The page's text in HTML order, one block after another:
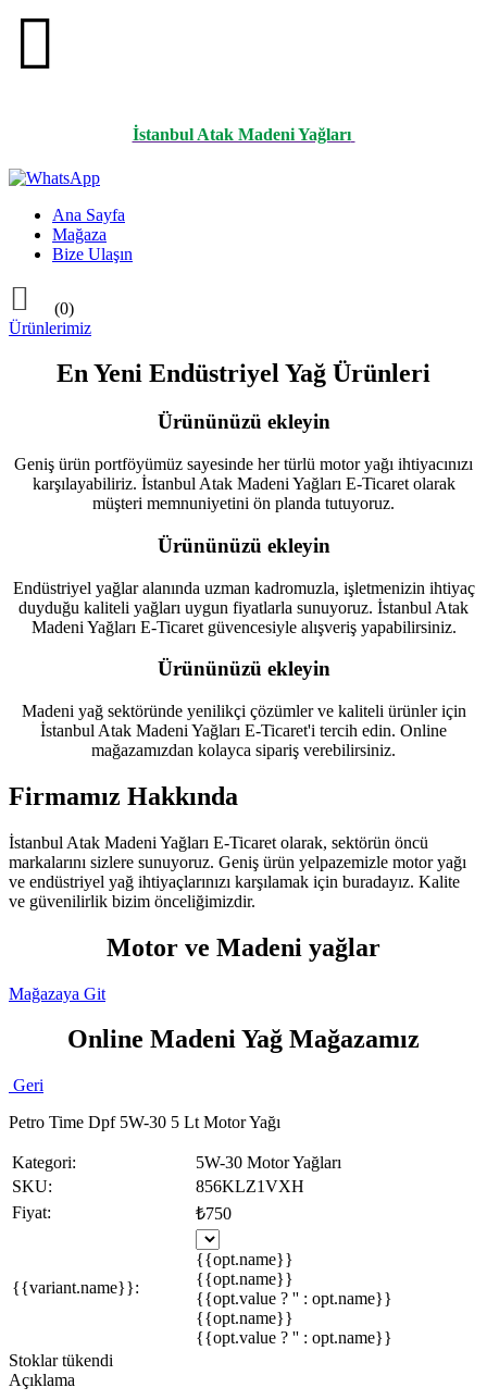

İstanbul Atak Madeni Yağları
Ana Sayfa
Mağaza
Bize Ulaşın

(0)
Ürünlerimiz
En Yeni Endüstriyel Yağ Ürünleri
Ürününüzü ekleyin
Geniş ürün portföyümüz sayesinde her türlü motor yağı ihtiyacınızı
karşılayabiliriz. İstanbul Atak Madeni Yağları E-Ticaret olarak
müşteri memnuniyetini ön planda tutuyoruz.
Ürününüzü ekleyin
Endüstriyel yağlar alanında uzman kadromuzla, işletmenizin ihtiyaç
duyduğu kaliteli yağları uygun fiyatlarla sunuyoruz. İstanbul Atak
Madeni Yağları E-Ticaret güvencesiyle alışveriş yapabilirsiniz.
Ürününüzü ekleyin
Madeni yağ sektöründe yenilikçi çözümler ve kaliteli ürünler için
İstanbul Atak Madeni Yağları E-Ticaret'i tercih edin. Online
mağazamızdan kolayca sipariş verebilirsiniz.
Firmamız Hakkında
İstanbul Atak Madeni Yağları E-Ticaret olarak, sektörün öncü
markalarını sizlere sunuyoruz. Geniş ürün yelpazemizle motor yağı
ve endüstriyel yağ ihtiyaçlarınızı karşılamak için buradayız. Kalite
ve güvenilirlik bizim önceliğimizdir.
Motor ve Madeni yağlar
Mağazaya Git
Online Madeni Yağ Mağazamız
Geri
Petro Time Dpf 5W-30 5 Lt Motor Yağı
Kategori:
5W-30 Motor Yağları
SKU:
856KLZ1VXH
Fiyat:
₺750
{{variant.name}}:
{{opt.name}}
{{opt.name}}
{{opt.value ? '' : opt.name}}
{{opt.name}}
{{opt.value ? '' : opt.name}}
Stoklar tükendi
Açıklama